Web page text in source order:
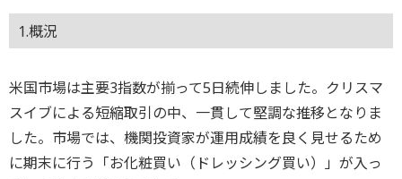
1.概況
米国市場は主要3指数が揃って5日続伸しました。クリスマ
スイブによる短縮取引の中、一貫して堅調な推移となりま
した。市場では、機関投資家が運用成績を良く見せるため
に期末に行う「お化粧買い（ドレッシング買い）」が入っ